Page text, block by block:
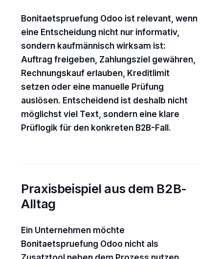
Bonitaetspruefung Odoo ist relevant, wenn
eine Entscheidung nicht nur informativ,
sondern kaufmännisch wirksam ist:
Auftrag freigeben, Zahlungsziel gewähren,
Rechnungskauf erlauben, Kreditlimit
setzen oder eine manuelle Prüfung
auslösen. Entscheidend ist deshalb nicht
möglichst viel Text, sondern eine klare
Prüflogik für den konkreten B2B-Fall.
Praxisbeispiel aus dem B2B-
Alltag
Ein Unternehmen möchte
Bonitaetspruefung Odoo nicht als